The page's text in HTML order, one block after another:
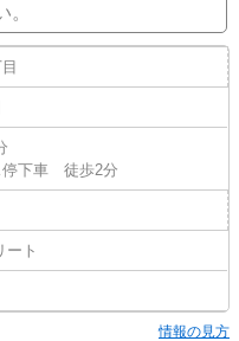
停下車 徒歩2分
ート
情報の見方